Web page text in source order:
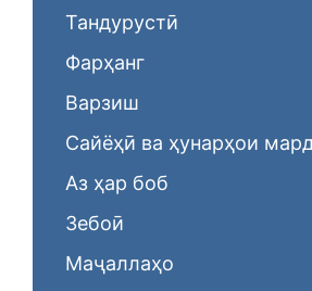
Тандурустӣ
Фарҳанг
Варзиш
Сайёҳӣ ва ҳунарҳои
Аз ҳар боб
Зебоӣ
Маҷаллаҳо